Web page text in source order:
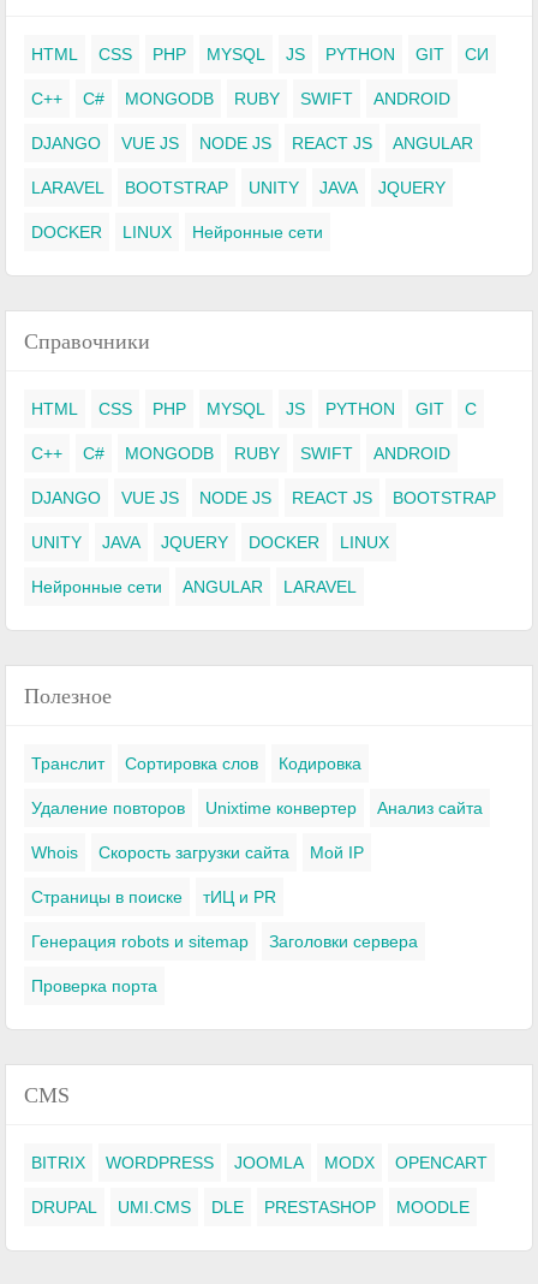
HTML CSS PHP MYSQL JS PYTHON GIT СИ
C++ C# MONGODB RUBY SWIFT ANDROID
DJANGO VUE JS NODE JS REACT JS ANGULAR
LARAVEL BOOTSTRAP UNITY JAVA JQUERY
DOCKER LINUX Нейронные сети
Справочники
HTML CSS PHP MYSQL JS PYTHON GIT C
C++ C# MONGODB RUBY SWIFT ANDROID
DJANGO VUE JS NODE JS REACT JS BOOTSTRAP
UNITY JAVA JQUERY DOCKER LINUX
Нейронные сети ANGULAR LARAVEL
Полезное
Транслит Сортировка слов Кодировка
Удаление повторов Unixtime конвертер Анализ сайта
Whois Скорость загрузки сайта Мой IP
Страницы в поиске тИЦ и PR
Генерация robots и sitemap Заголовки сервера
Проверка порта
CMS
BITRIX WORDPRESS JOOMLA MODX OPENCART
DRUPAL UMI.CMS DLE PRESTASHOP MOODLE